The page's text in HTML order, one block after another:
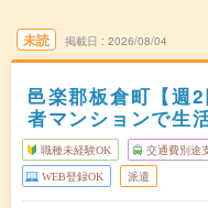
未読 掲載日 2026/08/04
邑楽郡板倉町【週
者マンションで生
職種未経験OK 交通費別途
WEB登録OK 派遣